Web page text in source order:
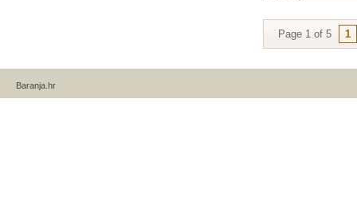
Page 1 of 5 1
Baranja.hr